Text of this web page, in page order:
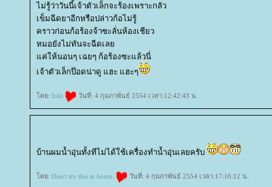
ไม่รู้ว่าวันนี้เจ้าตัวเล็กจะร้องเพราะกลัว
เข็มฉีดยาอีกหรือปล่าวก้อไม่รู้
คราวก่อนก้อร้องจ้าซะลั่นห้องเชียว
หมอยังไม่ทันจะฉีดเล
ค่ให้นอนๆ เฉยๆ ก้อร้องซะแล้วนี่
เจ้าตัวเล็กป๊อดน่าดู แฮะ แฮะๆ
ดย: Inki วันที่: 4 กุมภาพันธ์ 2554 เวลา:12:42:43 น.
บ้านผมน้ำอุ่นทั้งทีไม่ได้ใช้เครื่องทำน้ำอุ่นเลยครับ
ดย: Don't try this at home. วันที่: 4 กุมภาพันธ์ 2554 เวลา:17:16:12 น.